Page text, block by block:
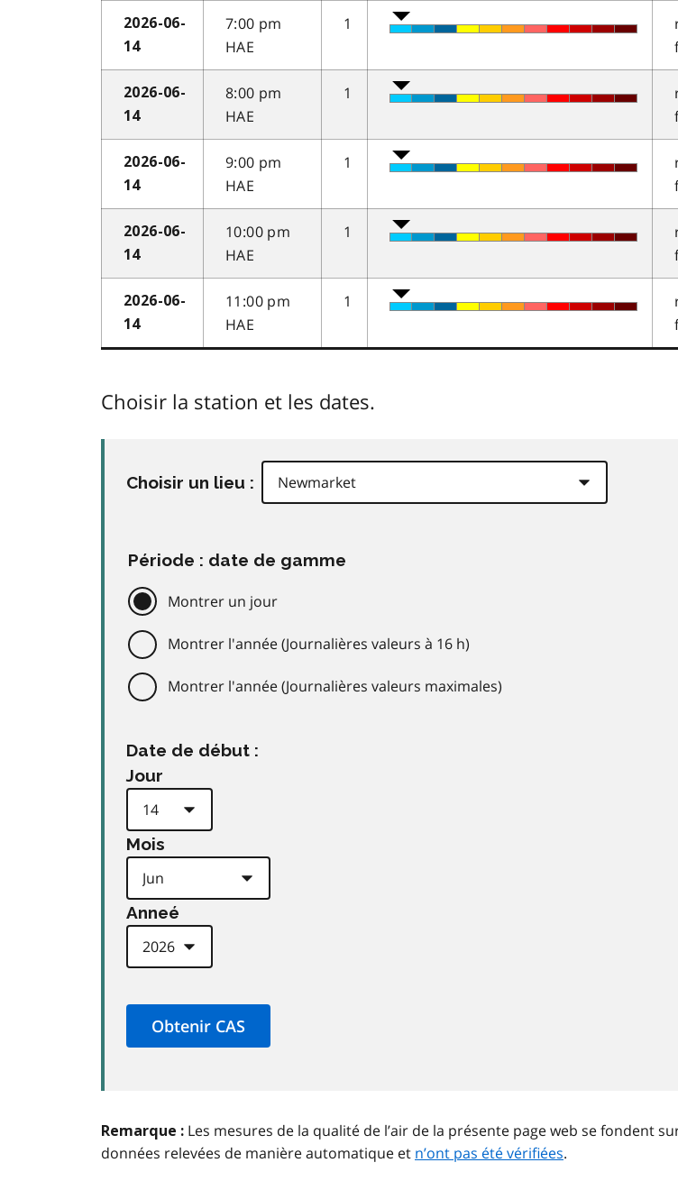
2026-06-
14
7:00 pm
HAE
1
2026-06-
14
8:00 pm
HAE
1
2026-06-
14
9:00 pm
HAE
1
2026-06-
14
10:00 pm
HAE
1
2026-06-
14
11:00 pm
HAE
1
Choisir la station et les dates.
Choisir un lieu :
Période : date de gamme
Montrer un jour
Montrer l'année (Journalières valeurs à 16 h)
Montrer l'année (Journalières valeurs maximales)
Date de début :
Jour
Mois
Anneé
Remarque : Les mesures de la qualité de l’air de la présente page web se fondent
données relevées de manière automatique et n’ont pas été vérifiées.